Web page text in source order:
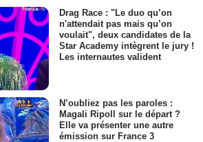
Drag Race : "Le duo qu’on
n'attendait pas mais qu’on
voulait", deux candidates de la
Star Academy intègrent le jury !
Les internautes valident
N’oubliez pas les paroles :
Magali Ripoll sur le départ ?
Elle va présenter une autre
émission sur France 3